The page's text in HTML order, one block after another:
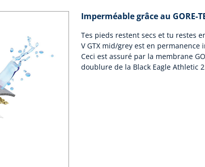
Imperméable grâce au GORE-
Tes pieds restent secs et tu restes
V GTX mid/grey est en
Ceci est assuré par la membrane
doublure de la Black Eagle Athletic